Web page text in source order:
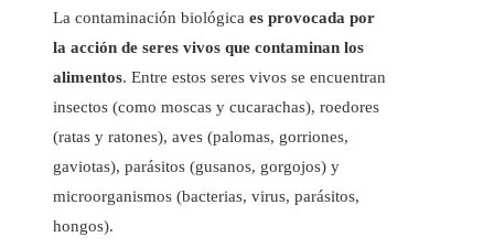
La contaminación biológica es provocada por
la acción de seres vivos que contaminan los
alimentos. Entre estos seres vivos se encuentran
insectos (como moscas y cucarachas), roedores
(ratas y ratones), aves (palomas, gorriones,
gaviotas), parásitos (gusanos, gorgojos) y
microorganismos (bacterias, virus, parásitos,
hongos).